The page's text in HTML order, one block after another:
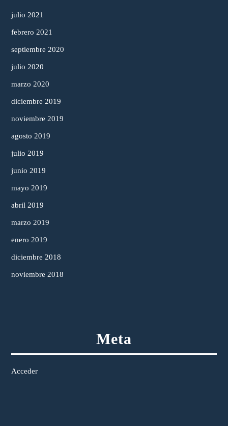
julio 2021
febrero 2021
septiembre 2020
julio 2020
marzo 2020
diciembre 2019
noviembre 2019
agosto 2019
julio 2019
junio 2019
mayo 2019
abril 2019
marzo 2019
enero 2019
diciembre 2018
noviembre 2018
Meta
Acceder